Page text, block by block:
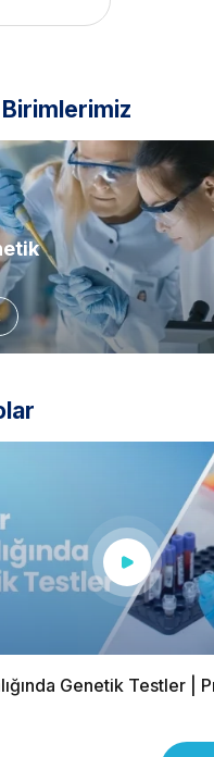
Birimlerimiz
Genetik Testler |